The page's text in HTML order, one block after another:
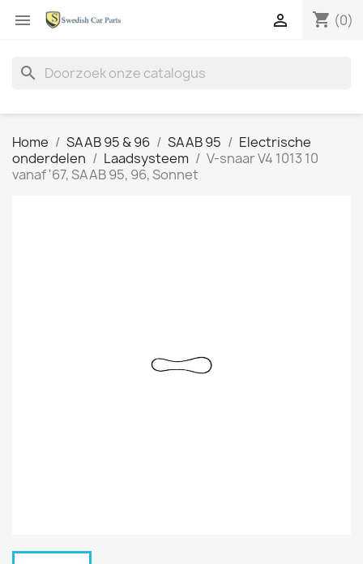
 shopping_cart (0)

search
Home SAAB 95 & 96 SAAB 95
Electrische
onderdelen
Laadsysteem
V-snaar V4 1013 10
vanaf '67, SAAB 95, 96, Sonnet